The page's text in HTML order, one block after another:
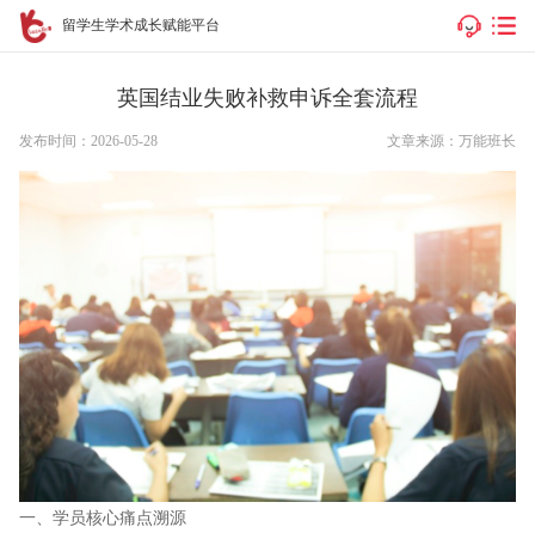
留学生学术成长赋能平台
英国结业失败补救申诉全套流程
发布时间：2026-05-28 文章来源：万能班长
一、学员核心痛点溯源